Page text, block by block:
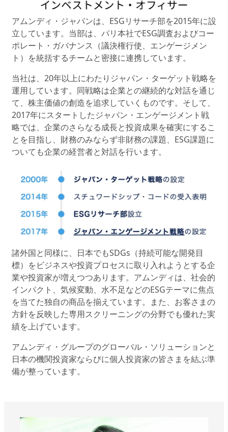
アムンディ・ジャパンは、ESGリサーチ部を2015年に設
立しています。当部は、パリ本社でESG調査およびコー
ポレート・ガバナンス（議決権行使、エンゲージメン
ト）を統括するチームと密接に連携しています。
当社は、20年以上にわたりジャパン・ターゲット戦略を
運用しています。同戦略は企業との継続的な対話を通じ
て、株主価値の創造を追求していくものです。そして、
2017年にスタートしたジャパン・エンゲージメント戦
略では、企業のさらなる成長と投資成果を確実にするこ
とを目指し、財務のみならず非財務の課題、ESG課題に
ついても企業の経営者と対話を行います。
諸外国と同様に、日本でもSDGs（持続可能な開発目
標）をビジネスや投資プロセスに取り入れようとする企
業や投資家が増えつつあります。アムンディは、社会的
インパクト、気候変動、水不足などのESGテーマに焦点
を当てた独自の商品を揃えています。また、お客さまの
方針を反映した専用スクリーニングの分野でも優れた実
績を上げています。
アムンディ・グループのグローバル・ソリューションと
日本の機関投資家ならびに個人投資家の皆さまを結ぶ準
備が整っています。